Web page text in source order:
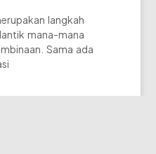
langkah
mana-mana
Sama ada